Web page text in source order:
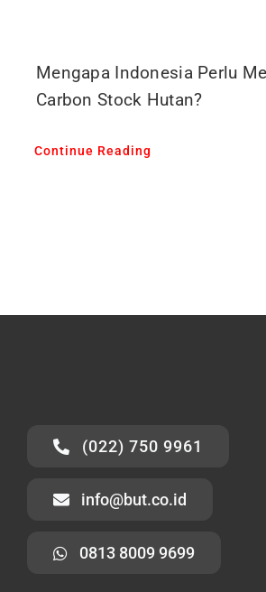
Mengapa Indonesia Perlu
Carbon Stock Hutan?
Continue Reading
(022) 750 9961
info@but.co.id
0813 8009 9699